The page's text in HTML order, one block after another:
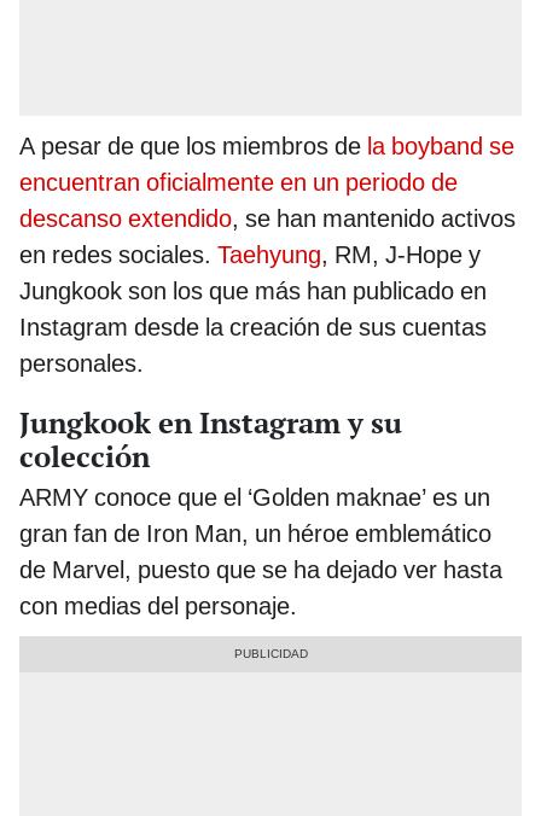
A pesar de que los miembros de la boyband se
encuentran oficialmente en un periodo de
descanso extendido, se han mantenido activos
en redes sociales. Taehyung, RM, J-Hope y
Jungkook son los que más han publicado en
Instagram desde la creación de sus cuentas
personales.
Jungkook en Instagram y su
colección
ARMY conoce que el ‘Golden maknae’ es un
gran fan de Iron Man, un héroe emblemático
de Marvel, puesto que se ha dejado ver hasta
con medias del personaje.